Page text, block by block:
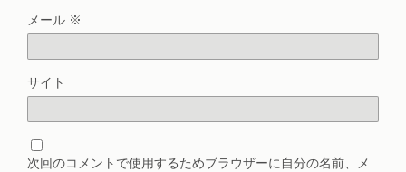
メール ※
サイト
次回のコメントで使用するためブラウザーに自分の名前、メ